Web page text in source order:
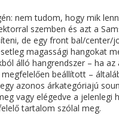
nem tudom, hogy mik
szemben és azt a
de egy front bal/center/
magassági hangokat
álló hangrendszer – ha
beállított –
azonos árkategóriajú
vagy elégedve a jelenlegi
tartalom szólal meg.